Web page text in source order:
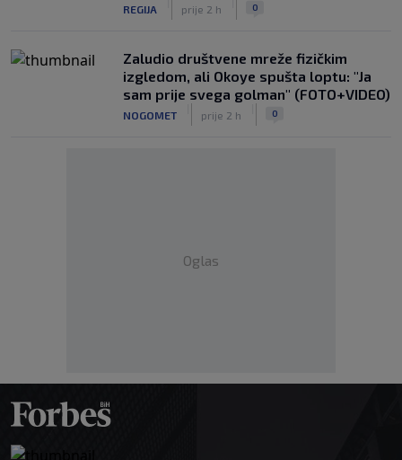
REGIJA prije 2 h 0
Zaludio društvene mreže fizičkim
izgledom, ali Okoye spušta loptu: "Ja
sam prije svega golman" (FOTO+VIDEO)
NOGOMET prije 2 h 0
Oglas